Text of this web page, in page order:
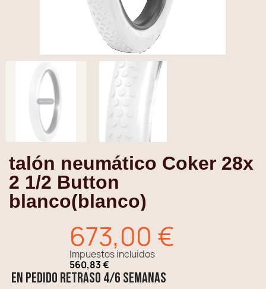
talón neumático Coker 28x
2 1/2 Button
blanco(blanco)
673,00 €
Impuestos incluidos
560,83 €
EN PEDIDO retraso 4/6 semanas